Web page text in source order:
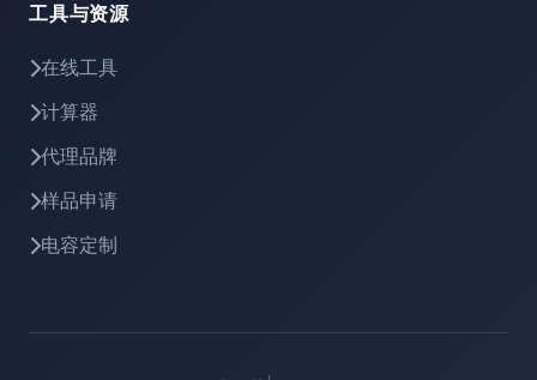
工具与资源
在线工具
计算器
代理品牌
样品申请
电容定制